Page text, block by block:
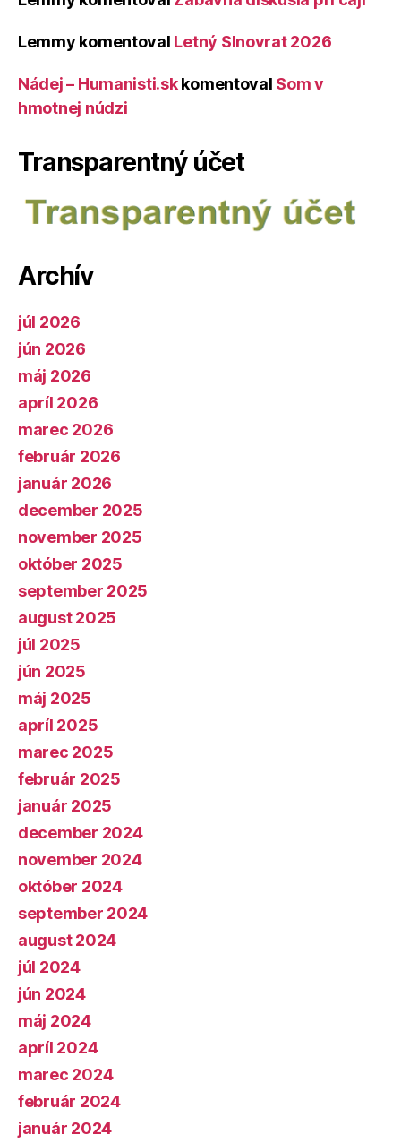
Lemmy komentoval Letný Slnovrat 2026
Nádej – Humanisti.skkomentoval Som v
hmotnej núdzi
Transparentný účet
Archív
júl 2026
jún 2026
máj 2026
apríl 2026
marec 2026
február 2026
január 2026
december 2025
november 2025
október 2025
september 2025
august 2025
júl 2025
jún 2025
máj 2025
apríl 2025
marec 2025
február 2025
január 2025
december 2024
november 2024
október 2024
september 2024
august 2024
júl 2024
jún 2024
máj 2024
apríl 2024
marec 2024
február 2024
január 2024